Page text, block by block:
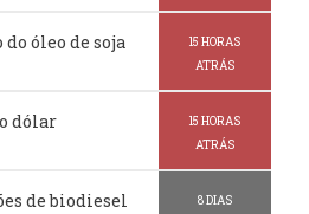
óleo de soja
15 HORAS
ATRÁS
dólar
15 HORAS
ATRÁS
de biodiesel
8 DIAS